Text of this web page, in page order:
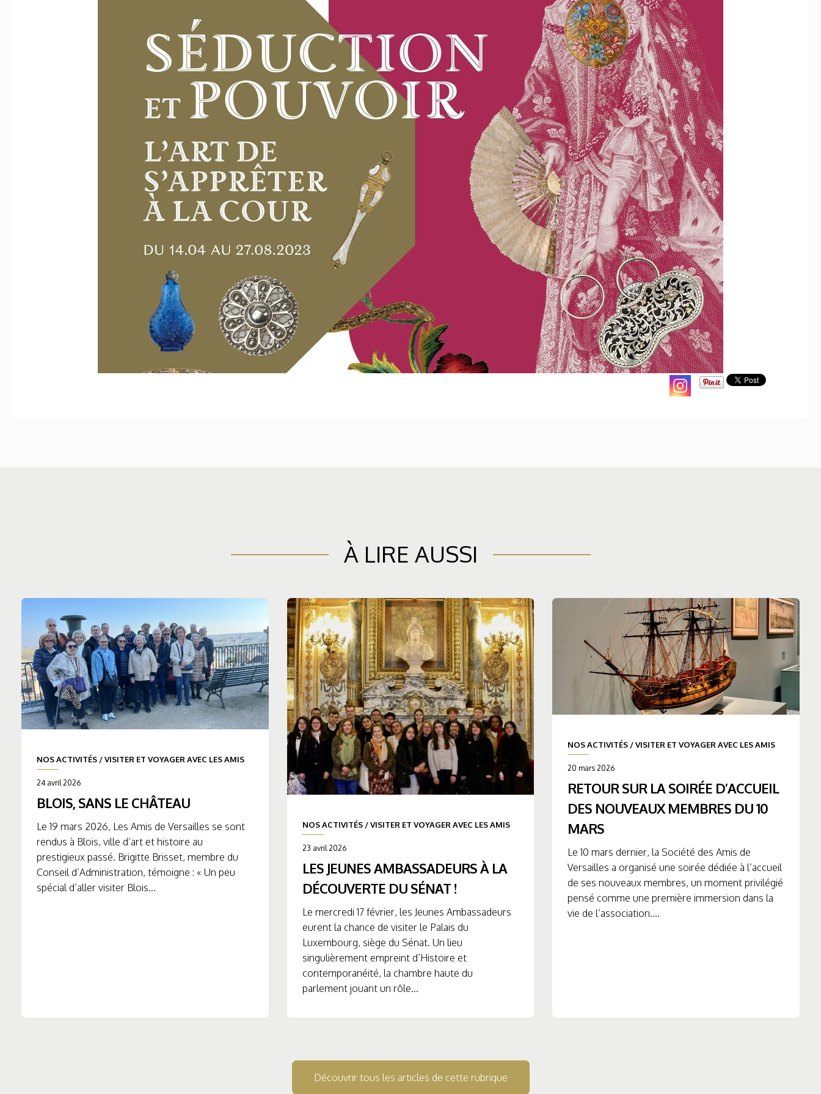
À LIRE AUSSI
NOS ACTIVITÉS /VISITER ET VOYAGER AVEC LES AMIS
24 avril 2026
BLOIS, SANS LE CHÂTEAU
Le 19 mars 2026, Les Amis de Versailles se sont
rendus à Blois, ville d’art et histoire au
prestigieux passé. Brigitte Brisset, membre du
Conseil d’Administration, témoigne : « Un peu
spécial d’aller visiter Blois...
NOS ACTIVITÉS/VISITER ET VOYAGER AVEC LES AMIS
23 avril 2026
LES JEUNES AMBASSADEURS À LA
DÉCOUVERTE DU SÉNAT !
Le mercredi 17 février, les Jeunes Ambassadeurs
eurent la chance de visiter le Palais du
Luxembourg, siège du Sénat. Un lieu
singulièrement empreint d’Histoire et
contemporanéité, la chambre haute du
parlement jouant un rôle...
NOS ACTIVITÉS /VISITER ET VOYAGER AVEC LES AMIS
20 mars 2026
RETOUR SUR LA SOIRÉE D’ACCUEIL
DES NOUVEAUX MEMBRES DU 10
MARS
Le 10 mars dernier, la Société des Amis de
Versailles a organisé une soirée dédiée à l’accueil
de ses nouveaux membres, un moment privilégié
pensé comme une première immersion dans la
vie de l’association....
Découvrir tous les articles de cette rubrique